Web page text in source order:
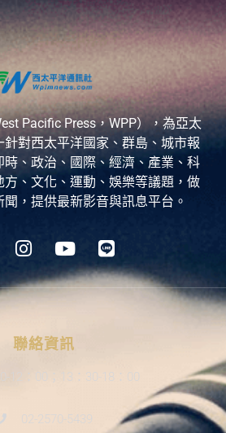
Pacific Press，WPP），為亞太
對西太平洋國家、群島、城市報
、政治、國際、經濟、產業、科
、文化、運動、娛樂等議題，做
，提供最新影音與訊息平台。
聯絡資訊
12：00；13：30-18：00
02-2570-5439